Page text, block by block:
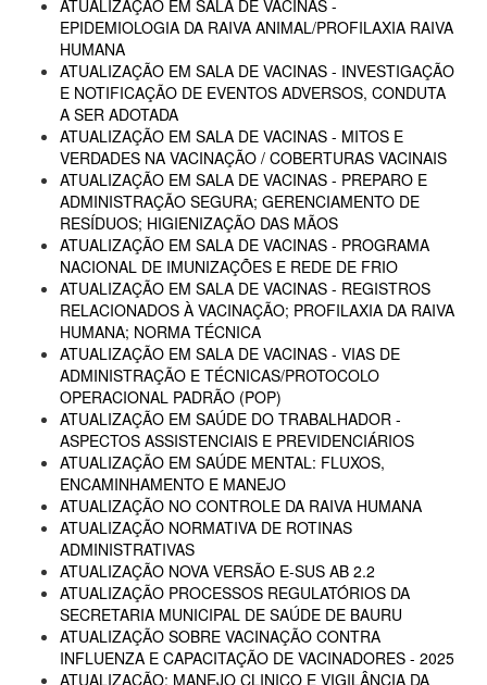
ATUALIZAÇÃO EM SALA DE VACINAS -
EPIDEMIOLOGIA DA RAIVA ANIMAL/PROFILAXIA RAIVA
HUMANA
ATUALIZAÇÃO EM SALA DE VACINAS - INVESTIGAÇÃO
E NOTIFICAÇÃO DE EVENTOS ADVERSOS, CONDUTA
A SER ADOTADA
ATUALIZAÇÃO EM SALA DE VACINAS - MITOS E
VERDADES NA VACINAÇÃO / COBERTURAS VACINAIS
ATUALIZAÇÃO EM SALA DE VACINAS - PREPARO E
ADMINISTRAÇÃO SEGURA; GERENCIAMENTO DE
RESÍDUOS; HIGIENIZAÇÃO DAS MÃOS
ATUALIZAÇÃO EM SALA DE VACINAS - PROGRAMA
NACIONAL DE IMUNIZAÇÕES E REDE DE FRIO
ATUALIZAÇÃO EM SALA DE VACINAS - REGISTROS
RELACIONADOS À VACINAÇÃO; PROFILAXIA DA RAIVA
HUMANA; NORMA TÉCNICA
ATUALIZAÇÃO EM SALA DE VACINAS - VIAS DE
ADMINISTRAÇÃO E TÉCNICAS/PROTOCOLO
OPERACIONAL PADRÃO (POP)
ATUALIZAÇÃO EM SAÚDE DO TRABALHADOR -
ASPECTOS ASSISTENCIAIS E PREVIDENCIÁRIOS
ATUALIZAÇÃO EM SAÚDE MENTAL: FLUXOS,
ENCAMINHAMENTO E MANEJO
ATUALIZAÇÃO NO CONTROLE DA RAIVA HUMANA
ATUALIZAÇÃO NORMATIVA DE ROTINAS
ADMINISTRATIVAS
ATUALIZAÇÃO NOVA VERSÃO E-SUS AB 2.2
ATUALIZAÇÃO PROCESSOS REGULATÓRIOS DA
SECRETARIA MUNICIPAL DE SAÚDE DE BAURU
ATUALIZAÇÃO SOBRE VACINAÇÃO CONTRA
INFLUENZA E CAPACITAÇÃO DE VACINADORES - 2025
ATUALIZAÇÃO: MANEJO CLINICO E VIGILÂNCIA DA